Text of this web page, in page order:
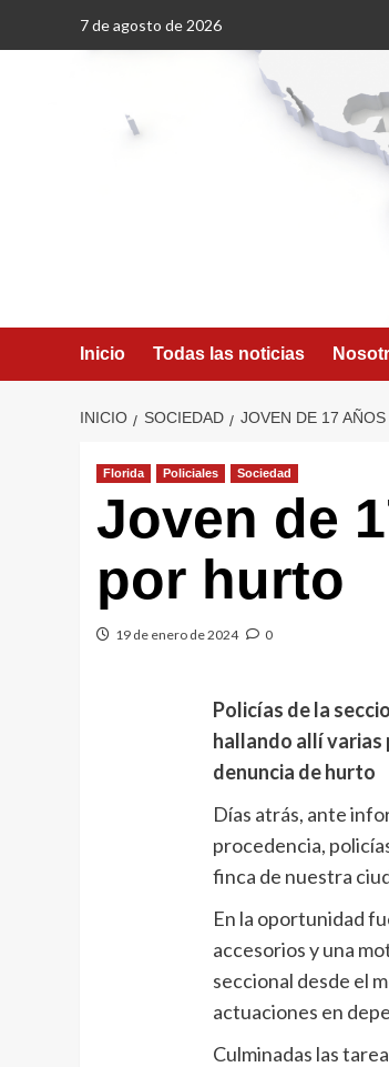
7 de agosto de 2026
Inicio Todas las noticias
INICIO SOCIEDAD JOVEN DE 17
Florida Policiales Sociedad
Joven de
por hurto
19 de enero de 2024 0
Policías de la
hallando allí varias
denuncia de hurto
Días atrás, ante
procedencia,
finca de nuestra
En la oportunidad
accesorios y una
seccional desde el
actuaciones en
Culminadas las